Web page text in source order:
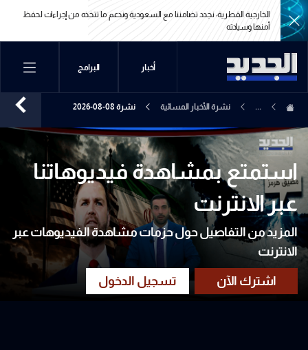
الخارجية القطرية: نجدد تضامننا مع السعودية وندعم ما تتخذه من إجراءات لحفظ
أمنها وسيادته
الخارجية القطرية: نجدد تضامننا مع السعودية وندعم ما تتخذه من إجراءات لحفظ
أمنها وسيادته
أخبار البرامج
... نشرة الأخبار المسائية نشرة 08-08-2026
استمتع بمشاهدة فيديوهاتنا
عبر الانترنت
المزيد من التفاصيل حول حزمات مشاهدة الفيديوهات عبر
الانترنت